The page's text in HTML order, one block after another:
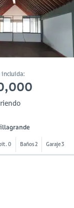
0 Baños 2 Garaje 3